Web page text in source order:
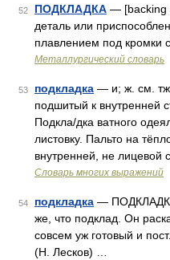
52 ПОДКЛАДКА — [backing
деталь или
плавлением под кромки
Металлургический словарь
53 подкладка — и; ж. см.
подшитый к внутренней
Подкла/дка ватного
листовку. Пальто на
внутренней, не лицевой
Словарь многих выражений
54 подкладка —
же, что подклад. Он
совсем уж готовый и
(Н. Лесков) …